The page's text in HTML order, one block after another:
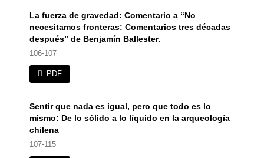
La fuerza de gravedad: Comentario a “No
necesitamos fronteras: Comentarios tres décadas
después” de Benjamín Ballester.
106-107
PDF
Sentir que nada es igual, pero que todo es lo
mismo: De lo sólido a lo líquido en la arqueología
chilena
107-115